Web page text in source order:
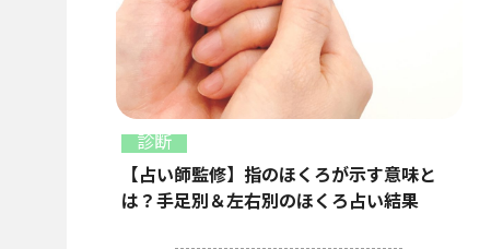
診断
【占い師監修】指のほくろが示す意味と
は？手足別＆左右別のほくろ占い結果